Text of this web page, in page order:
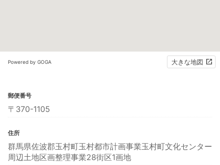
Powered by GOGA 大きな地図
郵便番号
〒370-1105
住所
群馬県佐波郡玉村町玉村都市計画事業玉村町文化センター
周辺土地区画整理事業28街区1画地